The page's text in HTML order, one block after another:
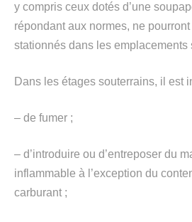
y compris ceux dotés d’une
répondant aux normes, ne
stationnés dans les emplacements
Dans les étages souterrains, il est
– de fumer ;
– d’introduire ou d’entreposer du
inflammable à l’exception du
carburant ;